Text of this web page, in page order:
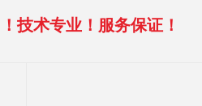
技术专业！服务保证！